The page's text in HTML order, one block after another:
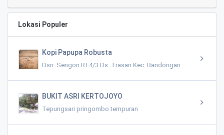
Lokasi Populer
Kopi Papupa Robusta
Dsn. Sengon RT4/3 Ds. Trasan Kec. Bandongan
BUKIT ASRI KERTOJOYO
Tepungsari pringombo tempuran